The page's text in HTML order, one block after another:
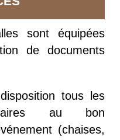
sont équipées
de documents
tous les
au bon
(chaises,